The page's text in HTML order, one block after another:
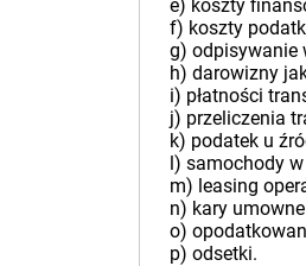
e) koszty
f) koszty
g) odpisywanie
h) darowizny
i) płatności
j) przeliczenia
k) podatek u
l) samochody
m) leasing
n) kary
o)
p) odsetki.